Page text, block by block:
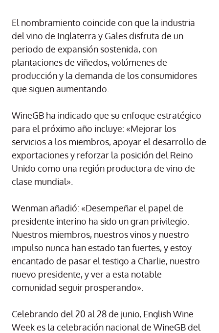
El nombramiento coincide con que la industria
del vino de Inglaterra y Gales disfruta de un
periodo de expansión sostenida, con
plantaciones de viñedos, volúmenes de
producción y la demanda de los consumidores
que siguen aumentando.
WineGB ha indicado que su enfoque estratégico
para el próximo año incluye: «Mejorar los
servicios a los miembros, apoyar el desarrollo de
exportaciones y reforzar la posición del Reino
Unido como una región productora de vino de
clase mundial».
Wenman añadió: «Desempeñar el papel de
presidente interino ha sido un gran privilegio.
Nuestros miembros, nuestros vinos y nuestro
impulso nunca han estado tan fuertes, y estoy
encantado de pasar el testigo a Charlie, nuestro
nuevo presidente, y ver a esta notable
comunidad seguir prosperando».
Celebrando del 20 al 28 de junio, English Wine
Week es la celebración nacional de WineGB del